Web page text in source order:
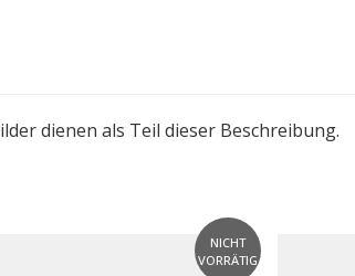
dienen als Teil dieser Beschreibung.
NICHT
VORRÄTIG